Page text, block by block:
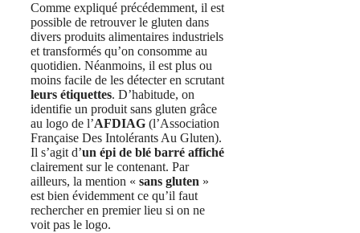
Comme expliqué précédemment, il est
possible de retrouver le gluten dans
divers produits alimentaires industriels
et transformés qu’on consomme au
quotidien. Néanmoins, il est plus ou
moins facile de les détecter en scrutant
leurs étiquettes. D’habitude, on
identifie un produit sans gluten grâce
au logo de l’AFDIAG (l’Association
Française Des Intolérants Au Gluten).
Il s’agit d’un épi de blé barré affiché
clairement sur le contenant. Par
ailleurs, la mention « sans gluten »
est bien évidemment ce qu’il faut
rechercher en premier lieu si on ne
voit pas le logo.